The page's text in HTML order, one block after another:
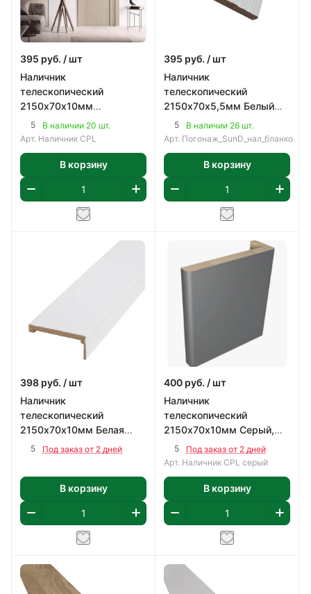
395 руб. / шт
Наличник
телескопический
2150х70х10мм
Древесный, ПВХ
5
В наличии 20 шт.
Арт. Наличник CPL
В корзину
395 руб. / шт
Наличник
телескопический
2150х70х5,5мм Белый
бланко, ПВХ
5
В наличии 26 шт.
Арт. Погонаж_SunD_нал_бланко
В корзину
398 руб. / шт
Наличник
телескопический
2150х70х10мм Белая
шагрень, ПВХ
5 Под заказ от 2 дней
В корзину
400 руб. / шт
Наличник
телескопический
2150х70х10мм Серый,
CPL5
Под заказ от 2 дней
Арт. Наличник CPL серый
В корзину